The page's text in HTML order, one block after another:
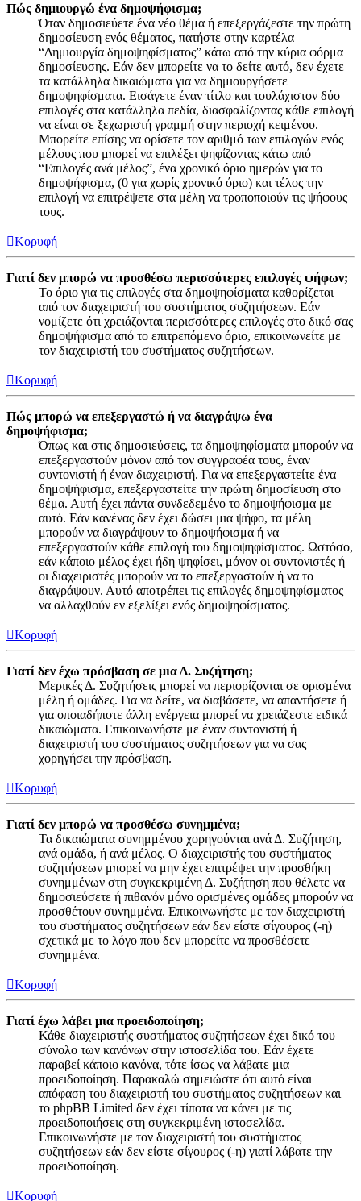
Πώς δημιουργώ ένα δημοψήφισμα;
Όταν δημοσιεύετε ένα νέο θέμα ή επεξεργάζεστε την πρώτη
δημοσίευση ενός θέματος, πατήστε στην καρτέλα
“Δημιουργία δημοψηφίσματος” κάτω από την κύρια φόρμα
δημοσίευσης. Εάν δεν μπορείτε να το δείτε αυτό, δεν έχετε
τα κατάλληλα δικαιώματα για να δημιουργήσετε
δημοψηφίσματα. Εισάγετε έναν τίτλο και τουλάχιστον δύο
επιλογές στα κατάλληλα πεδία, διασφαλίζοντας κάθε επιλογή
να είναι σε ξεχωριστή γραμμή στην περιοχή κειμένου.
Μπορείτε επίσης να ορίσετε τον αριθμό των επιλογών ενός
μέλους που μπορεί να επιλέξει ψηφίζοντας κάτω από
“Επιλογές ανά μέλος”, ένα χρονικό όριο ημερών για το
δημοψήφισμα, (0 για χωρίς χρονικό όριο) και τέλος την
επιλογή να επιτρέψετε στα μέλη να τροποποιούν τις ψήφους
τους.
Κορυφή
Γιατί δεν μπορώ να προσθέσω περισσότερες επιλογές ψήφων;
Το όριο για τις επιλογές στα δημοψηφίσματα καθορίζεται
από τον διαχειριστή του συστήματος συζητήσεων. Εάν
νομίζετε ότι χρειάζονται περισσότερες επιλογές στο δικό σας
δημοψήφισμα από το επιτρεπόμενο όριο, επικοινωνείτε με
τον διαχειριστή του συστήματος συζητήσεων.
Κορυφή
Πώς μπορώ να επεξεργαστώ ή να διαγράψω ένα
δημοψήφισμα;
Όπως και στις δημοσιεύσεις, τα δημοψηφίσματα μπορούν να
επεξεργαστούν μόνον από τον συγγραφέα τους, έναν
συντονιστή ή έναν διαχειριστή. Για να επεξεργαστείτε ένα
δημοψήφισμα, επεξεργαστείτε την πρώτη δημοσίευση στο
θέμα. Αυτή έχει πάντα συνδεδεμένο το δημοψήφισμα με
αυτό. Εάν κανένας δεν έχει δώσει μια ψήφο, τα μέλη
μπορούν να διαγράψουν το δημοψήφισμα ή να
επεξεργαστούν κάθε επιλογή του δημοψηφίσματος. Ωστόσο,
εάν κάποιο μέλος έχει ήδη ψηφίσει, μόνον οι συντονιστές ή
οι διαχειριστές μπορούν να το επεξεργαστούν ή να το
διαγράψουν. Αυτό αποτρέπει τις επιλογές δημοψηφίσματος
να αλλαχθούν εν εξελίξει ενός δημοψηφίσματος.
Κορυφή
Γιατί δεν έχω πρόσβαση σε μια Δ. Συζήτηση;
Μερικές Δ. Συζητήσεις μπορεί να περιορίζονται σε ορισμένα
μέλη ή ομάδες. Για να δείτε, να διαβάσετε, να απαντήσετε ή
για οποιαδήποτε άλλη ενέργεια μπορεί να χρειάζεστε ειδικά
δικαιώματα. Επικοινωνήστε με έναν συντονιστή ή
διαχειριστή του συστήματος συζητήσεων για να σας
χορηγήσει την πρόσβαση.
Κορυφή
Γιατί δεν μπορώ να προσθέσω συνημμένα;
Τα δικαιώματα συνημμένου χορηγούνται ανά Δ. Συζήτηση,
ανά ομάδα, ή ανά μέλος. Ο διαχειριστής του συστήματος
συζητήσεων μπορεί να μην έχει επιτρέψει την προσθήκη
συνημμένων στη συγκεκριμένη Δ. Συζήτηση που θέλετε να
δημοσιεύσετε ή πιθανόν μόνο ορισμένες ομάδες μπορούν να
προσθέτουν συνημμένα. Επικοινωνήστε με τον διαχειριστή
του συστήματος συζητήσεων εάν δεν είστε σίγουρος (-η)
σχετικά με το λόγο που δεν μπορείτε να προσθέσετε
συνημμένα.
Κορυφή
Γιατί έχω λάβει μια προειδοποίηση;
Κάθε διαχειριστής συστήματος συζητήσεων έχει δικό του
σύνολο των κανόνων στην ιστοσελίδα του. Εάν έχετε
παραβεί κάποιο κανόνα, τότε ίσως να λάβατε μια
προειδοποίηση. Παρακαλώ σημειώστε ότι αυτό είναι
απόφαση του διαχειριστή του συστήματος συζητήσεων και
το phpBB Limited δεν έχει τίποτα να κάνει με τις
προειδοποιήσεις στη συγκεκριμένη ιστοσελίδα.
Επικοινωνήστε με τον διαχειριστή του συστήματος
συζητήσεων εάν δεν είστε σίγουρος (-η) γιατί λάβατε την
προειδοποίηση.
Κορυφή